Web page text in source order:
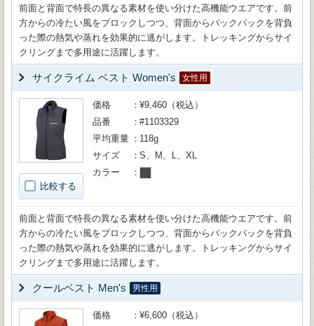
前面と背面で特長の異なる素材を使い分けた高機能ウエアです。前
方からの冷たい風をブロックしつつ、背面からバックパックを背負
った際の熱気や蒸れを効果的に逃がします。トレッキングからサイ
クリングまで多用途に活躍します。
サイクライム ベスト Women's 女性用
比較する
価格
¥9,460（税込）
品番
#1103329
平均重量
118g
サイズ
S、M、L、XL
カラー
前面と背面で特長の異なる素材を使い分けた高機能ウエアです。前
方からの冷たい風をブロックしつつ、背面からバックパックを背負
った際の熱気や蒸れを効果的に逃がします。トレッキングからサイ
クリングまで多用途に活躍します。
クールベスト Men's 男性用
価格
¥6,600（税込）